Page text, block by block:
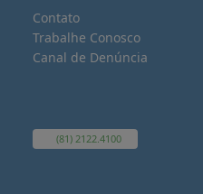
Contato
Trabalhe Conosco
Canal de Denúncia
(81) 2122.4100